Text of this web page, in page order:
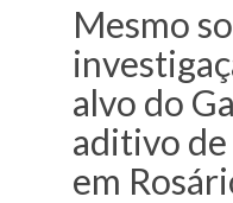
Mesmo
alvo do
aditivo
em